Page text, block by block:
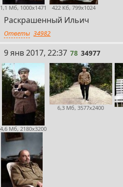
1,1 Мб, 1000x1471 422 Кб, 799x1024
Раскрашенный Ильич
Ответы 34982
78
9 янв 2017, 22:37 78 34977
4,6 Мб, 2180x3200
6,3 Мб, 3577x2400